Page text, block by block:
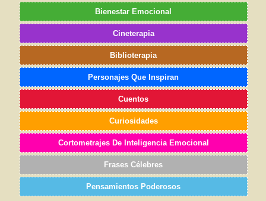
Bienestar Emocional
Cineterapia
Biblioterapia
Personajes Que Inspiran
Cuentos
Curiosidades
Cortometrajes De Inteligencia Emocional
Frases Célebres
Pensamientos Poderosos